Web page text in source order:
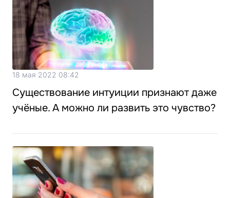
18 мая 2022 08:42
Существование интуиции признают даже
учёные. А можно ли развить это чувство?